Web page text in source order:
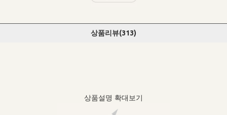
상품리뷰(313)
상품설명 확대보기